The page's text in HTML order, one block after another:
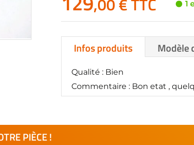
1
Infos produits
Qualité : Bien
Commentaire : Bon etat ,
Modèle
PIÈCE !